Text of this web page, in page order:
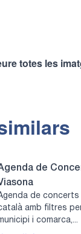
totes les
de
de
amb filtres
i comarca,...